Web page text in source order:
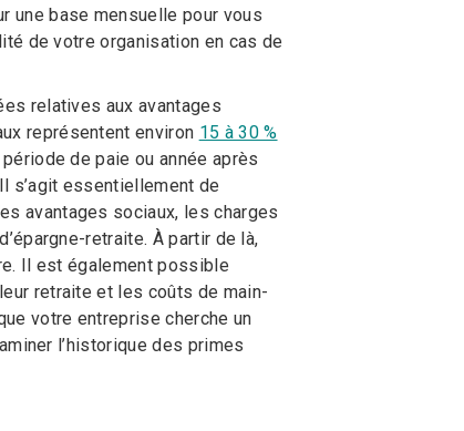
une base mensuelle pour vous
de votre organisation en cas de
relatives aux avantages
représentent environ 15 à 30 %
de paie ou année après
s’agit essentiellement de
avantages sociaux, les charges
retraite. À partir de là,
Il est également possible
retraite et les coûts de main-
votre entreprise cherche un
l’historique des primes